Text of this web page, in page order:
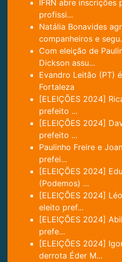
IFRN abre
profissi...
Natália Bonavides
companheiros e
Com eleição de
Dickson assu...
Evandro Leitão (PT)
Fortaleza
[ELEIÇÕES 2024]
prefeito ...
[ELEIÇÕES 2024]
prefeito ...
Paulinho Freire e
prefei...
[ELEIÇÕES 2024]
(Podemos) ...
[ELEIÇÕES 2024]
eleito pref...
[ELEIÇÕES 2024]
prefe...
[ELEIÇÕES 2024]
derrota Éder M...